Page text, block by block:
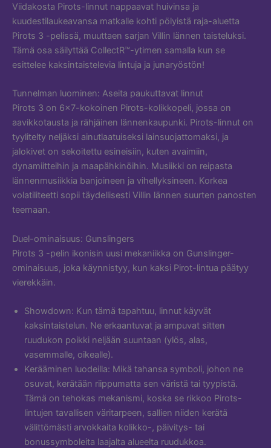
Viidakosta Pirots-linnut nappaavat huivinsa ja
kuudestilaukeavansa matkalle kohti pölyistä raja-aluetta
Pirots 3 -pelissä, muuttaen sarjan Villin lännen taisteluksi.
Tämä osa säilyttää CollectR™-ytimen samalla kun se
esittelee kaksintaistelevia lintuja ja junaryöstön!
Tunnelman luominen: Aseita paukuttavat linnut
Pirots 3 on 6×7-kokoinen Pirots-kolikkopeli, jossa on
aavikkotausta ja rähjäinen lännenkaupunki. Pirots-linnut on
tyylitelty neljäksi ainutlaatuiseksi lainsuojattomaksi, ja
jalokivet on sekoitettu esineisiin, kuten avaimiin,
dynamiitteihin ja maapähkinöihin. Musiikki on reipasta
lännenmusiikkia banjoineen ja vihellyksineen. Korkea
volatiliteetti sopii täydellisesti Villin lännen suurten panosten
teemaan.
Duel-ominaisuus: Gunslingers
Pirots 3 -pelin ikonisin uusi mekaniikka on Gunslinger-
ominaisuus, joka käynnistyy, kun kaksi Pirot-lintua päätyy
vierekkäin.
Showdown: Kun tämä tapahtuu, linnut käyvät
kaksintaistelun. Ne erkaantuvat ja ampuvat sitten
ruudukon poikki neljään suuntaan (ylös, alas,
vasemmalle, oikealle).
Kerääminen luodeilla: Mikä tahansa symboli, johon ne
osuvat, kerätään riippumatta sen väristä tai tyypistä.
Tämä on tehokas mekanismi, koska se rikkoo Pirots-
lintujen tavallisen väritarpeen, sallien niiden kerätä
välittömästi arvokkaita kolikko-, päivitys- tai
bonussymboleita laajalta alueelta ruudukkoa.